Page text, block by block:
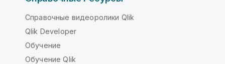
Справочные видеоролики Qlik
Qlik Developer
Обучение
Обучение Qlik